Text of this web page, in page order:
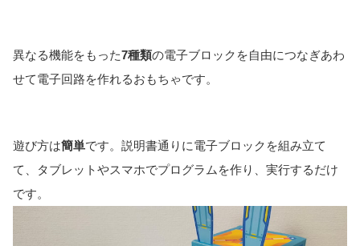
異なる機能をもった7種類の電子ブロックを自由につなぎあわ
せて電子回路を作れるおもちゃです。
遊び方は簡単です。説明書通りに電子ブロックを組み立て
て、タブレットやスマホでプログラムを作り、実行するだけ
です。